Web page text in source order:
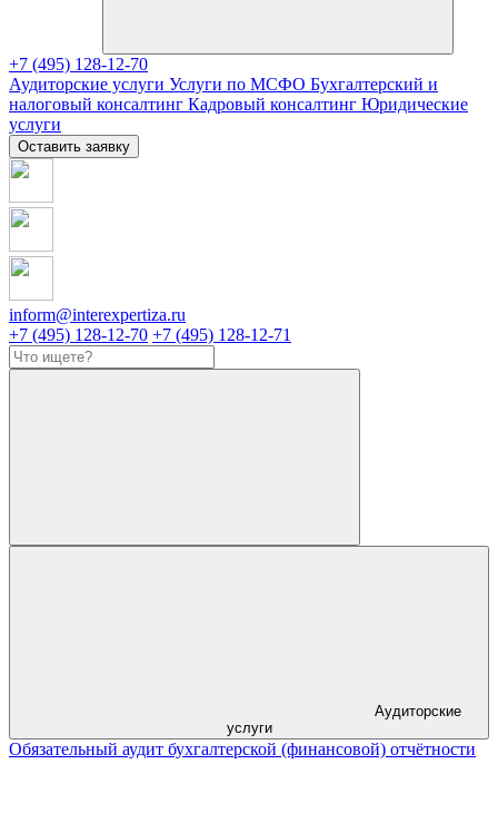
+7 (495) 128-12-70
Аудиторские услуги Услуги по МСФО Бухгалтерский и
налоговый консалтинг Кадровый консалтинг Юридические
услуги
Оставить заявку
inform@interexpertiza.ru
+7 (495) 128-12-70 +7 (495) 128-12-71
услуги
Обязательный аудит бухгалтерской (финансовой) отчётности